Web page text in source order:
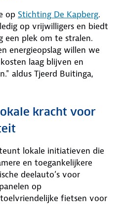
op Stichting De Kapberg.
op vrijwilligers en biedt
een plek om te stralen.
energieopslag willen we
laag blijven en
aldus Tjeerd Buitinga,
kracht voor
lokale initiatieven die
en toegankelijkere
deelauto’s voor
op
fietsen voor